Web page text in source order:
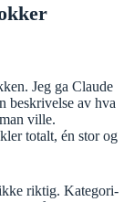
Jeg ga Claude
av hva
ville.
totalt, én stor og
riktig. Kategori-